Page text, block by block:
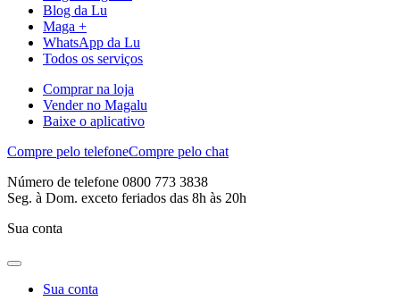
Blog da Lu
Maga +
WhatsApp da Lu
Todos os serviços
Comprar na loja
Vender no Magalu
Baixe o aplicativo
Compre pelo telefoneCompre pelo chat
Número de telefone 0800 773 3838
Seg. à Dom. exceto feriados das 8h às 20h
Sua conta
Sua conta